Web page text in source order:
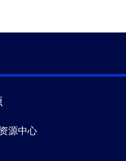
源中心